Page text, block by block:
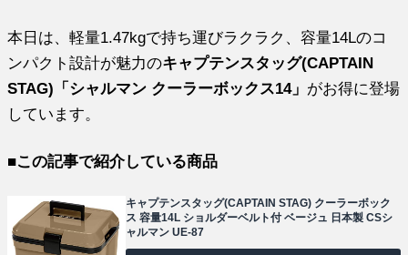
本日は、軽量1.47kgで持ち運びラクラク、容量14Lのコ
ンパクト設計が魅力のキャプテンスタッグ(CAPTAIN
STAG)「シャルマン クーラーボックス14」 がお得に登場
しています。
■この記事で紹介している商品
キャプテンスタッグ(CAPTAIN STAG) クーラーボック
ス 容量14L ショルダーベルト付 ベージュ 日本製 CSシ
ャルマン UE-87